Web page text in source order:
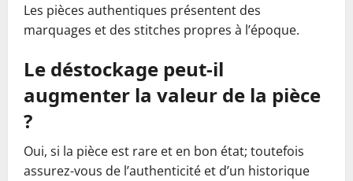
Les pièces authentiques présentent des
marquages et des stitches propres à l’époque.
Le déstockage peut-il
augmenter la valeur de la pièce
?
Oui, si la pièce est rare et en bon état; toutefois
assurez-vous de l’authenticité et d’un historique